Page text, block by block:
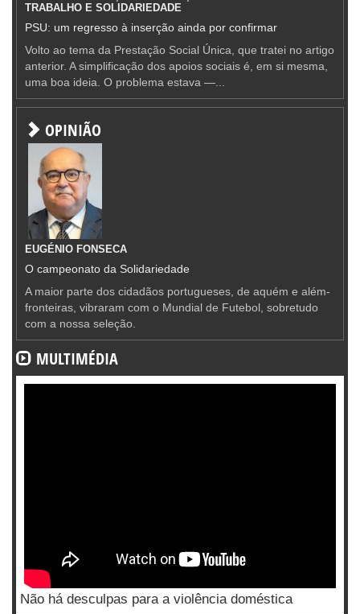
TRABALHO E SOLIDARIEDADE
PSU: um regresso à inserção ainda por confirmar
Volto ao tema da Prestação Social Única, que tratei no artigo
anterior. A simplificação dos apoios sociais é, em si mesma,
uma boa ideia. O problema estava —...
OPINIÃO
EUGÉNIO FONSECA
O campeonato da Solidariedade
A maior parte dos cidadãos portugueses, de aquém e além-
fronteiras, vibraram com o Mundial de Futebol, sobretudo
com a nossa seleção.
MULTIMÉDIA
Não há desculpas para a violência doméstica